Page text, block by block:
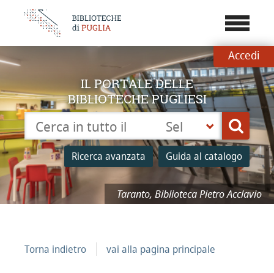
???
Accedi
Taranto, Biblioteca Pietro Acclavio
IL PORTALE DELLE
BIBLIOTECHE PUGLIESI
Cerca su "Catalogo"
Cerca
Ricerca avanzata Guida al catalogo
Seleziona
la
tua
biblioteca
Torna indietro vai alla pagina principale